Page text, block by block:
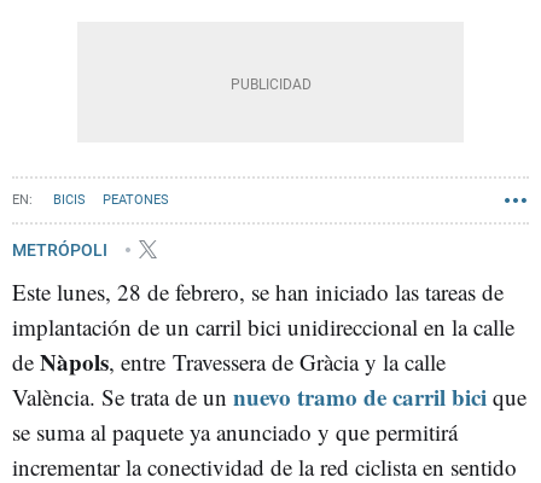
BICIS PEATONES
METRÓPOLI
Este lunes, 28 de febrero, se han iniciado las tareas de
implantación de un carril bici unidireccional en la calle
de Nàpols, entre Travessera de Gràcia y la calle
València. Se trata de un nuevo tramo de carril bici que
se suma al paquete ya anunciado y que permitirá
incrementar la conectividad de la red ciclista en sentido